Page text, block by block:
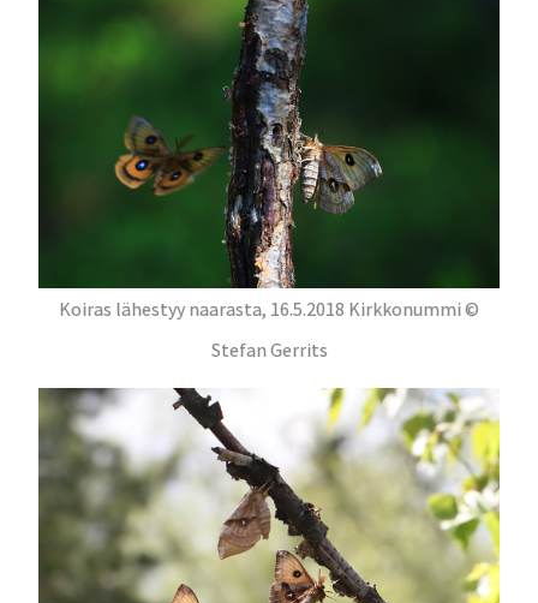
Koiras lähestyy naarasta, 16.5.2018 Kirkkonummi ©
Stefan Gerrits